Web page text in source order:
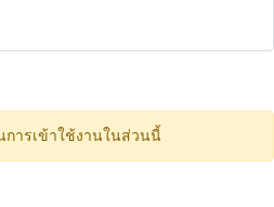
ารเข้าใช้งานในส่วนนี้